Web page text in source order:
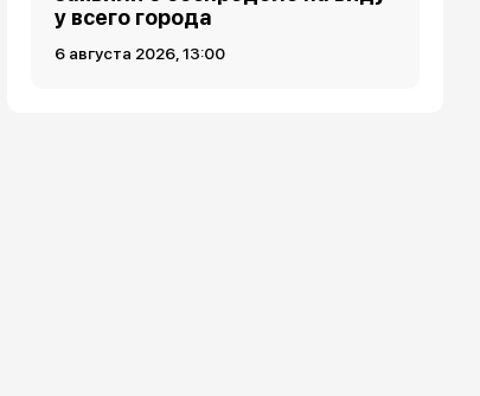
у всего города
6 августа 2026, 13:00